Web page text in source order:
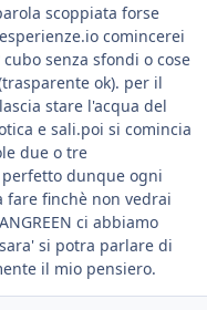
scoppiata forse
comincerei
senza sfondi o cose
ok). per il
stare l'acqua del
e sali.poi si comincia
due o tre
dunque ogni
fare finchè non vedrai
ci abbiamo
si potra parlare di
il mio pensiero.